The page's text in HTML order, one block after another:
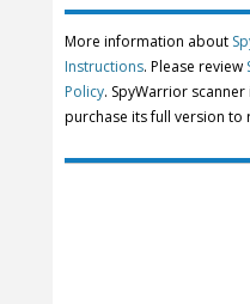
More information about
Instructions. Please review
Policy. SpyWarrior
purchase its full version to